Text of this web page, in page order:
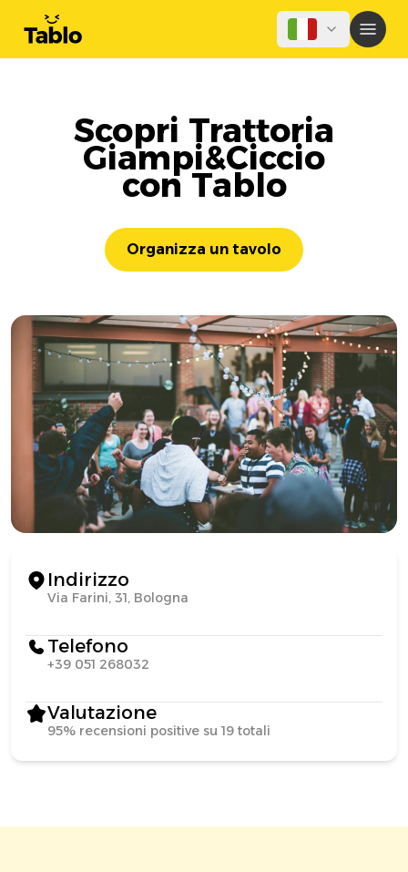
Scopri Trattoria
Giampi&Ciccio
con Tablo
Organizza un tavolo
Indirizzo
Via Farini, 31, Bologna
Telefono
+39 051 268032
Valutazione
95% recensioni positive su 19 totali